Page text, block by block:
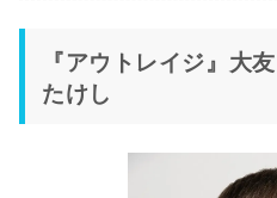
『アウトレイジ』大
たけし